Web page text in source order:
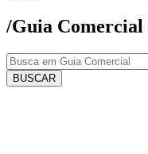
/Guia Comercial
BUSCAR